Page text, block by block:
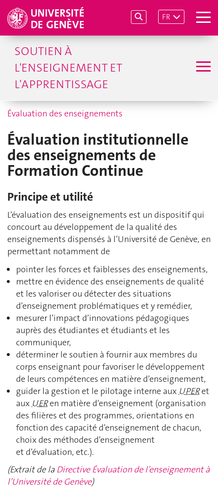
FR
SOUTIEN À
L'ENSEIGNEMENT ET
L'APPRENTISSAGE
Évaluation des enseignements
Évaluation institutionnelle
des enseignements de
Formation Continue
Principe et utilité
L’évaluation des enseignements est un dispositif qui
concourt au développement de la qualité des
enseignements dispensés à l’Université de Genève, en
permettant notamment de
pointer les forces et faiblesses des enseignements,
mettre en évidence des enseignements de qualité
et les valoriser ou détecter des situations
d’enseignement problématiques et y remédier,
mesurer l’impact d’innovations pédagogiques
auprès des étudiantes et étudiants et les
communiquer,
déterminer le soutien à fournir aux membres du
corps enseignant pour favoriser le développement
de leurs compétences en matière d’enseignement,
guider la gestion et le pilotage interne auxUPERet
auxUERen matière d’enseignement (organisation
des filières et des programmes, orientations en
fonction des capacité d’enseignement de chacun,
choix des méthodes d’enseignement
et d’évaluation, etc.).
(Extrait de laDirective Évaluation de l’enseignement à
l’Université de Genève)